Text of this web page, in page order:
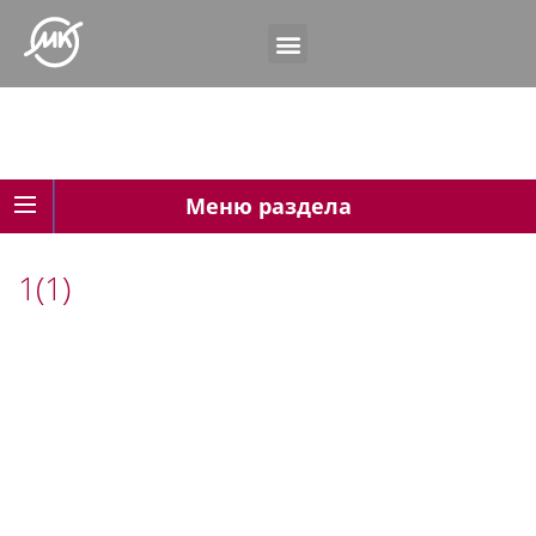
Меню раздела
1(1)